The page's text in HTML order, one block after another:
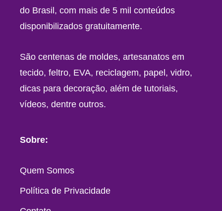
do Brasil, com mais de 5 mil conteúdos
disponibilizados gratuitamente.
São centenas de moldes, artesanatos em
tecido, feltro, EVA, reciclagem, papel, vidro,
dicas para decoração, além de tutoriais,
vídeos, dentre outros.
Sobre:
Quem Somos
Política de Privacidade